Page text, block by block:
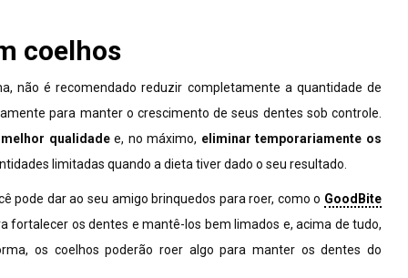
coelhos
não é recomendado reduzir completamente a quantidade de
para manter o crescimento de seus dentes sob controle.
qualidadee, no máximo, eliminar temporariamente os
limitadas quando a dieta tiver dado o seu resultado.
pode dar ao seu amigo brinquedos para roer, como o GoodBite
fortalecer os dentes e mantê-los bem limados e, acima de tudo,
os coelhos poderão roer algo para manter os dentes do